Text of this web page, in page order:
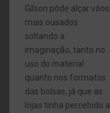
Gilson pôde alçar vôos
mais ousados
soltando a
imaginação, tanto no
uso do material
quanto nos formatos
das bolsas, já que as
lojas tinha percebido a